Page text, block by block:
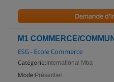
Demande
M1 COMMERCE/
ESG - Ecole Commerce
Catégorie: International Mba
Mode: Présentiel